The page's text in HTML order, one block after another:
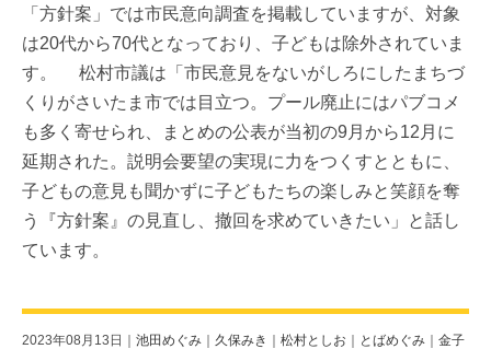
「方針案」では市民意向調査を掲載していますが、対象
は20代から70代となっており、子どもは除外されていま
す。 松村市議は「市民意見をないがしろにしたまちづ
くりがさいたま市では目立つ。プール廃止にはパブコメ
も多く寄せられ、まとめの公表が当初の9月から12月に
延期された。説明会要望の実現に力をつくすとともに、
子どもの意見も聞かずに子どもたちの楽しみと笑顔を奪
う『方針案』の見直し、撤回を求めていきたい」と話し
ています。
2023年08月13日｜ 池田めぐみ ｜ 久保みき ｜ 松村としお ｜ とばめぐみ ｜ 金子